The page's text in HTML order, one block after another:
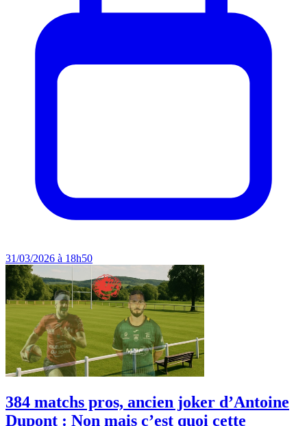
31/03/2026 à 18h50
384 matchs pros, ancien joker d’Antoine
Dupont : Non mais c’est quoi cette